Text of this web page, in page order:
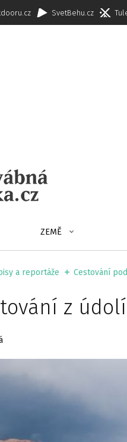
SvetBehu.cz
ZEMĚ
a reportáže Cestování
z